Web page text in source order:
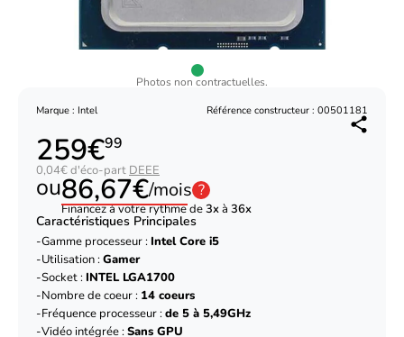
Photos non contractuelles.
Marque : Intel Référence constructeur : 00501181
259€99
0,04€ d'éco-part DEEE
ou86,67€/mois ?
Financez à votre rythme de3xà 36x
Caractéristiques Principales
Gamme processeur : Intel Core i5
Utilisation :Gamer
Socket : INTEL LGA1700
Nombre de coeur : 14 coeurs
Fréquence processeur :de 5 à 5,49GHz
Vidéo intégrée :Sans GPU